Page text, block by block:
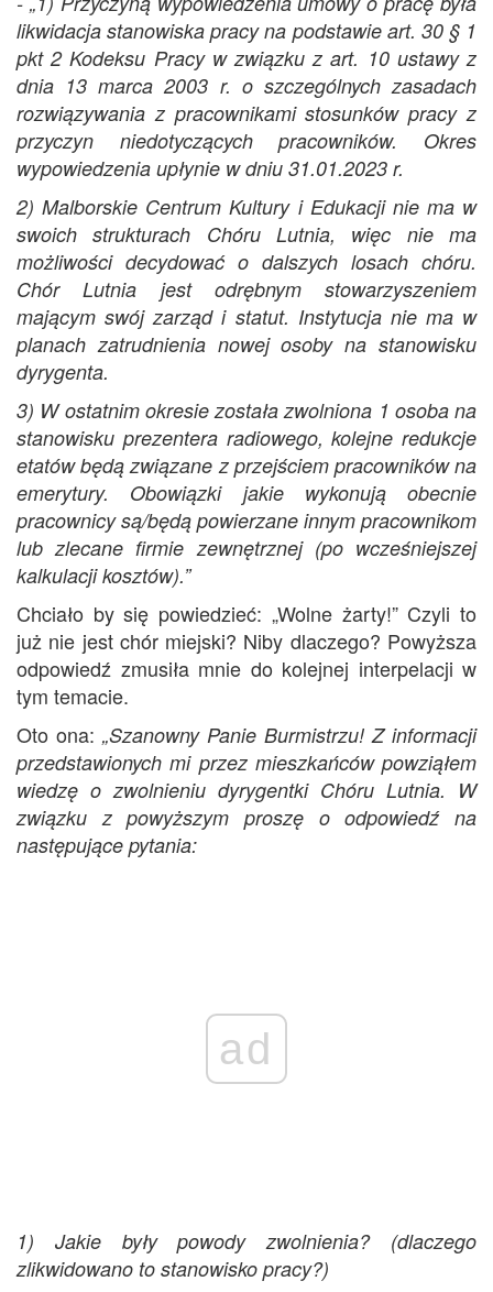
likwidacja stanowiska pracy na podstawie art. 30 § 1
pkt 2 Kodeksu Pracy w związku z art. 10 ustawy z
dnia 13 marca 2003 r. o szczególnych zasadach
rozwiązywania z pracownikami stosunków pracy z
przyczyn niedotyczących pracowników. Okres
wypowiedzenia upłynie w dniu 31.01.2023 r.
2) Malborskie Centrum Kultury i Edukacji nie ma w
swoich strukturach Chóru Lutnia, więc nie ma
możliwości decydować o dalszych losach chóru.
Chór Lutnia jest odrębnym stowarzyszeniem
mającym swój zarząd i statut. Instytucja nie ma w
planach zatrudnienia nowej osoby na stanowisku
dyrygenta.
3) W ostatnim okresie została zwolniona 1 osoba na
stanowisku prezentera radiowego, kolejne redukcje
etatów będą związane z przejściem pracowników na
emerytury. Obowiązki jakie wykonują obecnie
pracownicy są/będą powierzane innym pracownikom
lub zlecane firmie zewnętrznej (po wcześniejszej
kalkulacji kosztów).”
Chciało by się powiedzieć: „Wolne żarty!” Czyli to
już nie jest chór miejski? Niby dlaczego? Powyższa
odpowiedź zmusiła mnie do kolejnej interpelacji w
tym temacie.
Oto ona: „Szanowny Panie Burmistrzu! Z informacji
przedstawionych mi przez mieszkańców powziąłem
wiedzę o zwolnieniu dyrygentki Chóru Lutnia. W
związku z powyższym proszę o odpowiedź na
następujące pytania:
ad
1) Jakie były powody zwolnienia? (dlaczego
zlikwidowano to stanowisko pracy?)